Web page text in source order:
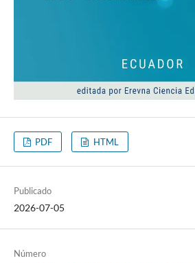
PDF HTML
Publicado
2026-07-05
Número